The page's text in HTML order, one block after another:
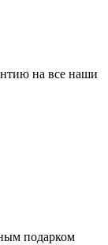
на все наши
подарком